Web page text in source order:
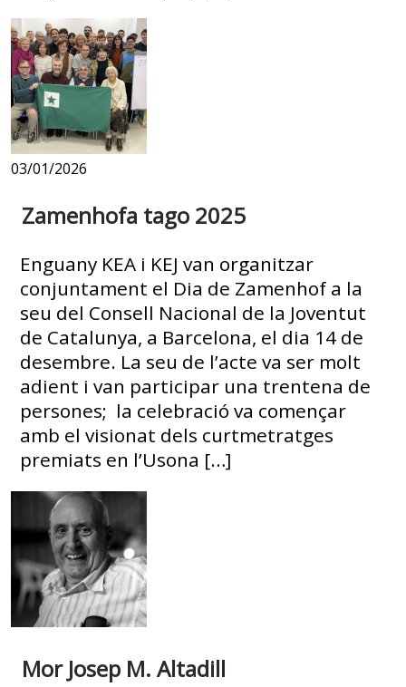
03/01/2026
Zamenhofa tago 2025
Enguany KEA i KEJ van organitzar
conjuntament el Dia de Zamenhof a la
seu del Consell Nacional de la Joventut
de Catalunya, a Barcelona, el dia 14 de
desembre. La seu de l’acte va ser molt
adient i van participar una trentena de
persones; la celebració va començar
amb el visionat dels curtmetratges
premiats en l’Usona […]
Mor Josep M. Altadill